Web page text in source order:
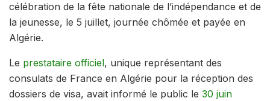
célébration de la fête nationale de l’indépendance et de
la jeunesse, le 5 juillet, journée chômée et payée en
Algérie.
Le prestataire officiel, unique représentant des
consulats de France en Algérie pour la réception des
dossiers de visa, avait informé le public le 30 juin